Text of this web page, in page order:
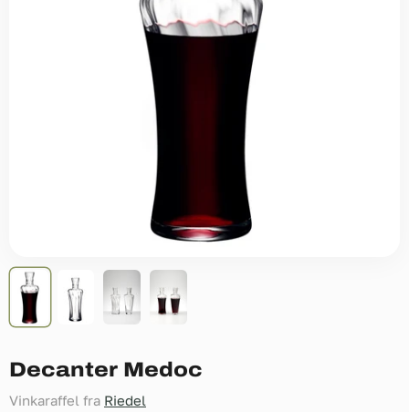
Decanter Medoc
Vinkaraffel fra Riedel